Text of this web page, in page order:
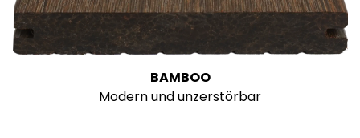
BAMBOO
Modern und unzerstörbar